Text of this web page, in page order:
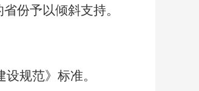
份予以倾斜支持。
规范》标准。